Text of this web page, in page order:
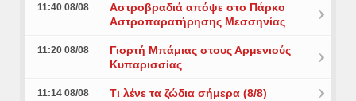
11:40 08/08
Αστροβραδιά απόψε στο Πάρκο
Αστροπαρατήρησης Μεσσηνίας
11:20 08/08
Γιορτή Μπάμιας στους Αρμενιούς
Κυπαρισσίας
11:14 08/08 Τι λένε τα ζώδια σήμερα (8/8)